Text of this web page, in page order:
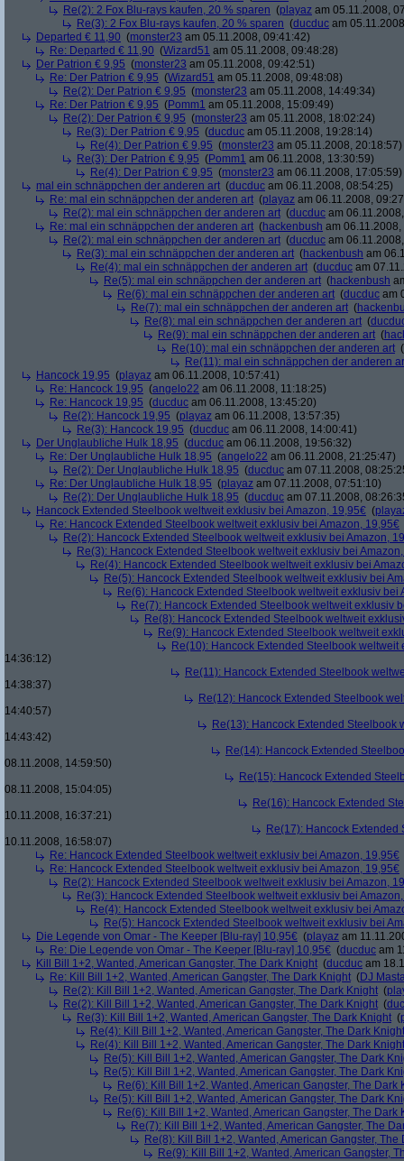
Re(2): 2 Fox Blu-rays kaufen, 20 % sparen (playaz am 05.11.2008,
Re(3): 2 Fox Blu-rays kaufen, 20 % sparen (ducduc am
Departed € 11,90 (monster23 am 05.11.2008, 09:41:42)
Re: Departed € 11,90 (Wizard51 am 05.11.2008, 09:48:28)
Der Patrion € 9,95 (monster23 am 05.11.2008, 09:42:51)
Re: Der Patrion € 9,95 (Wizard51 am 05.11.2008, 09:48:08)
Re(2): Der Patrion € 9,95 (monster23 am 05.11.2008, 14:49:34)
Re: Der Patrion € 9,95 (Pomm1 am 05.11.2008, 15:09:49)
Re(2): Der Patrion € 9,95 (monster23 am 05.11.2008, 18:02:24)
Re(3): Der Patrion € 9,95 (ducduc am 05.11.2008, 19:28:14)
Re(4): Der Patrion € 9,95 (monster23 am 05.11.2008, 20:18:57)
Re(3): Der Patrion € 9,95 (Pomm1 am 06.11.2008, 13:30:59)
Re(4): Der Patrion € 9,95 (monster23 am 06.11.2008, 17:05:59)
mal ein schnäppchen der anderen art (ducduc am 06.11.2008, 08:54:25)
Re: mal ein schnäppchen der anderen art (playaz am 06.11.2008,
Re(2): mal ein schnäppchen der anderen art (ducduc am
Re: mal ein schnäppchen der anderen art (hackenbush am
Re(2): mal ein schnäppchen der anderen art (ducduc am
Re(3): mal ein schnäppchen der anderen art (hackenbush am
Re(4): mal ein schnäppchen der anderen art (ducduc am
Re(5): mal ein schnäppchen der anderen art (hackenbush
Re(6): mal ein schnäppchen der anderen art (ducduc am
Re(7): mal ein schnäppchen der anderen art (
Re(8): mal ein schnäppchen der anderen art (
Re(9): mal ein schnäppchen der anderen art (
Re(10): mal ein schnäppchen der anderen art (
Re(11): mal ein schnäppchen der anderen
Hancock 19,95 (playaz am 06.11.2008, 10:57:41)
Re: Hancock 19,95 (angelo22 am 06.11.2008, 11:18:25)
Re: Hancock 19,95 (ducduc am 06.11.2008, 13:45:20)
Re(2): Hancock 19,95 (playaz am 06.11.2008, 13:57:35)
Re(3): Hancock 19,95 (ducduc am 06.11.2008, 14:00:41)
Der Unglaubliche Hulk 18,95 (ducduc am 06.11.2008, 19:56:32)
Re: Der Unglaubliche Hulk 18,95 (angelo22 am 06.11.2008, 21:25:47)
Re(2): Der Unglaubliche Hulk 18,95 (ducduc am 07.11.2008,
Re: Der Unglaubliche Hulk 18,95 (playaz am 07.11.2008, 07:51:10)
Re(2): Der Unglaubliche Hulk 18,95 (ducduc am 07.11.2008,
Hancock Extended Steelbook weltweit exklusiv bei Amazon, 19,95€ (
Re: Hancock Extended Steelbook weltweit exklusiv bei Amazon, 19,95€
Re(2): Hancock Extended Steelbook weltweit exklusiv bei Amazon,
Re(3): Hancock Extended Steelbook weltweit exklusiv bei
Re(4): Hancock Extended Steelbook weltweit exklusiv bei
Re(5): Hancock Extended Steelbook weltweit exklusiv bei
Re(6): Hancock Extended Steelbook weltweit exklusiv bei
Re(7): Hancock Extended Steelbook weltweit exklusiv
Re(8): Hancock Extended Steelbook weltweit
Re(9): Hancock Extended Steelbook weltweit
Re(10): Hancock Extended Steelbook weltweit
14:36:12)
Re(11): Hancock Extended Steelbook
14:38:37)
Re(12): Hancock Extended Steelbook
14:40:57)
Re(13): Hancock Extended Steelbook
14:43:42)
Re(14): Hancock Extended
08.11.2008, 14:59:50)
Re(15): Hancock Extended
08.11.2008, 15:04:05)
Re(16): Hancock Extended
10.11.2008, 16:37:21)
Re(17): Hancock
10.11.2008, 16:58:07)
Re: Hancock Extended Steelbook weltweit exklusiv bei Amazon, 19,95€
Re: Hancock Extended Steelbook weltweit exklusiv bei Amazon, 19,95€
Re(2): Hancock Extended Steelbook weltweit exklusiv bei Amazon,
Re(3): Hancock Extended Steelbook weltweit exklusiv bei
Re(4): Hancock Extended Steelbook weltweit exklusiv bei
Re(5): Hancock Extended Steelbook weltweit exklusiv bei
Die Legende von Omar - The Keeper [Blu-ray] 10,95€ (playaz am
Re: Die Legende von Omar - The Keeper [Blu-ray] 10,95€ (ducduc am
Kill Bill 1+2, Wanted, American Gangster, The Dark Knight (ducduc am
Re: Kill Bill 1+2, Wanted, American Gangster, The Dark Knight (DJ
Re(2): Kill Bill 1+2, Wanted, American Gangster, The Dark Knight (
Re(2): Kill Bill 1+2, Wanted, American Gangster, The Dark Knight (
Re(3): Kill Bill 1+2, Wanted, American Gangster, The Dark Knight (
Re(4): Kill Bill 1+2, Wanted, American Gangster, The Dark Knight
Re(4): Kill Bill 1+2, Wanted, American Gangster, The Dark Knight
Re(5): Kill Bill 1+2, Wanted, American Gangster, The Dark
Re(5): Kill Bill 1+2, Wanted, American Gangster, The Dark
Re(6): Kill Bill 1+2, Wanted, American Gangster, The Dark
Re(5): Kill Bill 1+2, Wanted, American Gangster, The Dark
Re(6): Kill Bill 1+2, Wanted, American Gangster, The Dark
Re(7): Kill Bill 1+2, Wanted, American Gangster, The
Re(8): Kill Bill 1+2, Wanted, American Gangster, The
Re(9): Kill Bill 1+2, Wanted, American Gangster,